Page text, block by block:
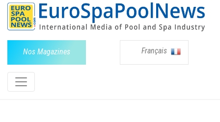
Nos Magazines Français